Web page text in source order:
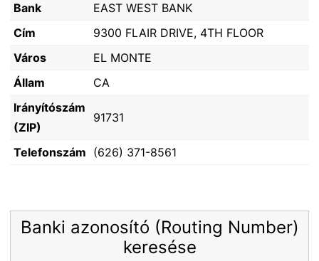
Bank
EAST WEST BANK
Cím
9300 FLAIR DRIVE, 4TH FLOOR
Város
EL MONTE
Állam
CA
Irányítószám
(ZIP)
91731
Telefonszám (626) 371-8561
Banki azonosító (Routing Number)
keresése